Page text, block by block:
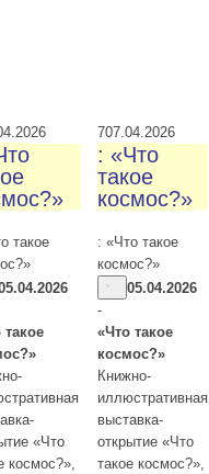
такое
такое
«Что
космос?»,
707.04.2026
: «Что
такое
космос?»
: «Что такое
космос?»
05.04.2026
-
«Что такое
космос?»
Книжно-
иллюстративная
выставка-
открытие «Что
такое космос?»,